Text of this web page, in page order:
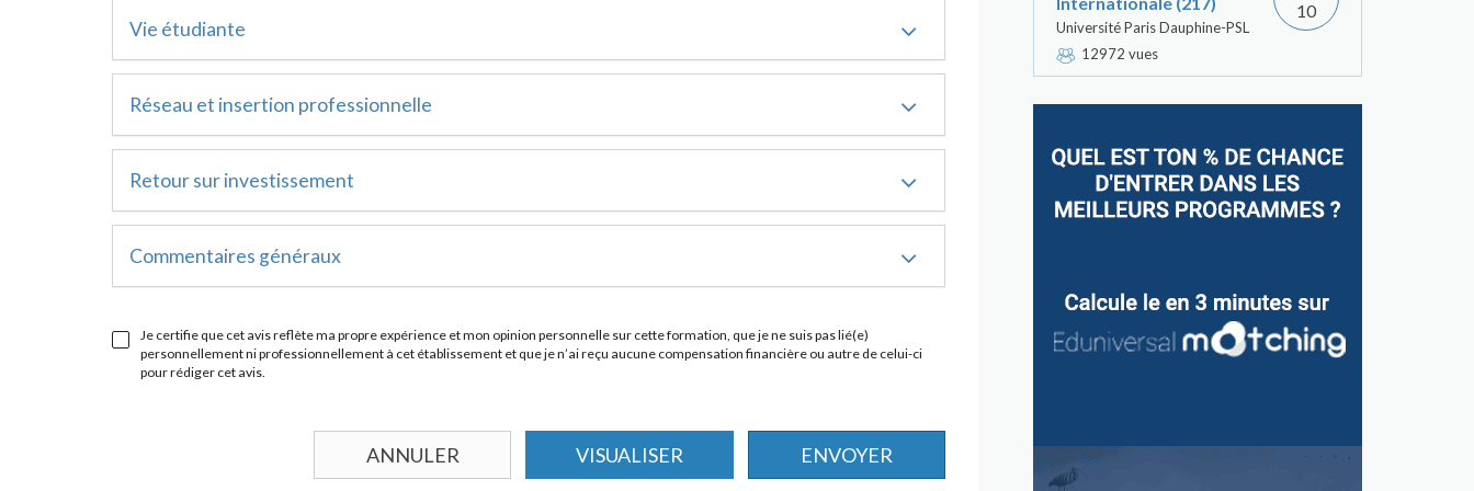
Vie étudiante
Réseau et insertion professionnelle
Retour sur investissement
Commentaires généraux
Je certifie que cet avis reflète ma propre expérience et mon opinion personnelle sur cette formation, que je ne suis pas lié(e)
personnellement ni professionnellement à cet établissement et que je n’ai reçu aucune compensation financière ou autre de celui-ci
pour rédiger cet avis.
ANNULER VISUALISER ENVOYER
Université Paris Dauphine-PSL
12972 vues
10